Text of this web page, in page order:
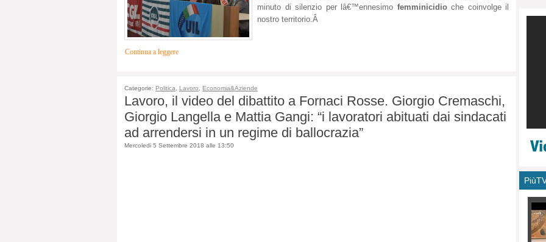
minuto di silenzio per lâ€™ennesimo femminicidio che coinvolge il
nostro territorio.Â
Continua a leggere
Categorie: Politica Lavoro Economia&Aziende
Lavoro, il video del dibattito a Fornaci Rosse. Giorgio Cremaschi,
Giorgio Langella e Mattia Gangi: “i lavoratori abituati dai sindacati
ad arrendersi in un regime di ballocrazia”
Mercoledi 5 Settembre 2018 alle 13:50